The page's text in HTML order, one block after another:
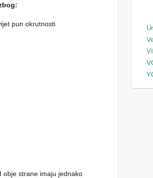
pun okrutnosti
obje strane imaju jednako